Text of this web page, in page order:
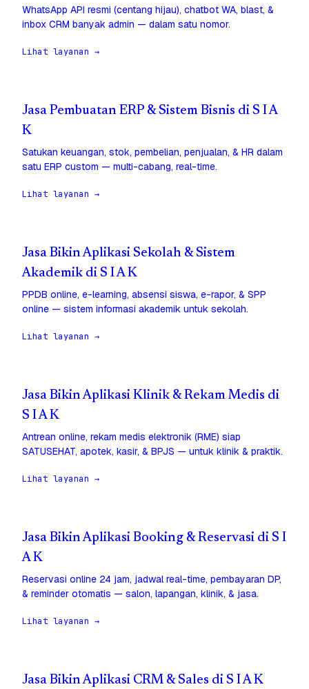
WhatsApp API resmi (centang hijau), chatbot WA, blast, &
inbox CRM banyak admin — dalam satu nomor.
Lihat layanan →
Jasa Pembuatan ERP & Sistem Bisnis di S I A
K
Satukan keuangan, stok, pembelian, penjualan, & HR dalam
satu ERP custom — multi-cabang, real-time.
Lihat layanan →
Jasa Bikin Aplikasi Sekolah & Sistem
Akademik di S I A K
PPDB online, e-learning, absensi siswa, e-rapor, & SPP
online — sistem informasi akademik untuk sekolah.
Lihat layanan →
Jasa Bikin Aplikasi Klinik & Rekam Medis di
S I A K
Antrean online, rekam medis elektronik (RME) siap
SATUSEHAT, apotek, kasir, & BPJS — untuk klinik & praktik.
Lihat layanan →
Jasa Bikin Aplikasi Booking & Reservasi di S I
A K
Reservasi online 24 jam, jadwal real-time, pembayaran DP,
& reminder otomatis — salon, lapangan, klinik, & jasa.
Lihat layanan →
Jasa Bikin Aplikasi CRM & Sales di S I A K